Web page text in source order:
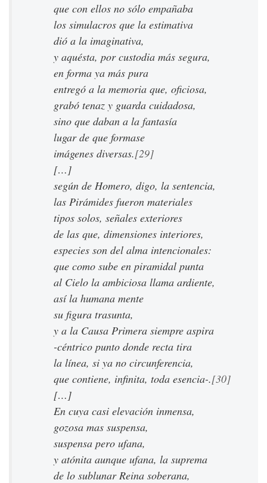
que con ellos no sólo empañaba
los simulacros que la estimativa
dió a la imaginativa,
y aquésta, por custodia más segura,
en forma ya más pura
entregó a la memoria que, oficiosa,
grabó tenaz y guarda cuidadosa,
sino que daban a la fantasía
lugar de que formase
imágenes diversas.[29]
[…]
según de Homero, digo, la sentencia,
las Pirámides fueron materiales
tipos solos, señales exteriores
de las que, dimensiones interiores,
especies son del alma intencionales:
que como sube en piramidal punta
al Cielo la ambiciosa llama ardiente,
así la humana mente
su figura trasunta,
y a la Causa Primera siempre aspira
-céntrico punto donde recta tira
la línea, si ya no circunferencia,
que contiene, infinita, toda esencia-.[30]
[…]
En cuya casi elevación inmensa,
gozosa mas suspensa,
suspensa pero ufana,
y atónita aunque ufana, la suprema
de lo sublunar Reina soberana,